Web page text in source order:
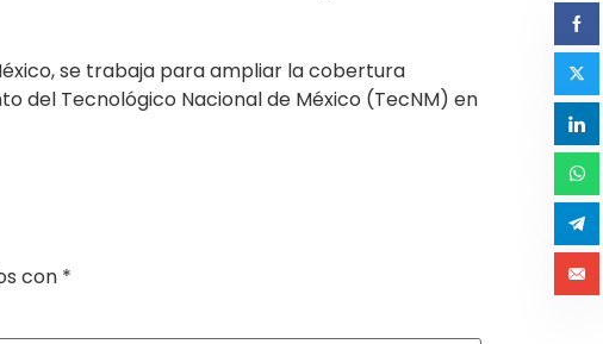
se trabaja para ampliar la cobertura
del Tecnológico Nacional de México (TecNM) en
con *